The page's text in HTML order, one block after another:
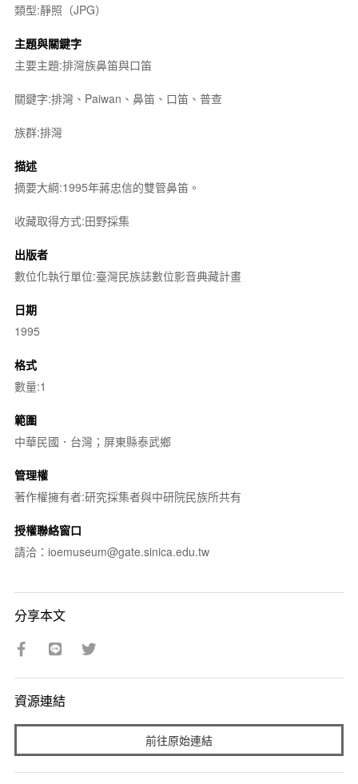
類型:靜照（JPG）
主題與關鍵字
主要主題:排灣族鼻笛與口笛
關鍵字:排灣、Paiwan、鼻笛、口笛、普查
族群:排灣
描述
摘要大綱:1995年蔣忠信的雙管鼻笛。
收藏取得方式:田野採集
出版者
數位化執行單位:臺灣民族誌數位影音典藏計畫
日期
1995
格式
數量:1
範圍
中華民國．台灣；屏東縣泰武鄉
管理權
著作權擁有者:研究採集者與中研院民族所共有
授權聯絡窗口
請洽：ioemuseum@gate.sinica.edu.tw
分享本文
資源連結
前往原始連結